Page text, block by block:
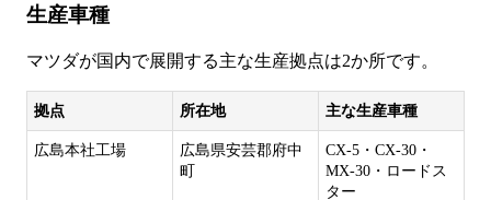
生産車種
マツダが国内で展開する主な生産拠点は2か所です。
拠点 所在地 主な生産車種
広島本社工場
広島県安芸郡府中
町
CX-5・CX-30・
MX-30・ロードス
ター